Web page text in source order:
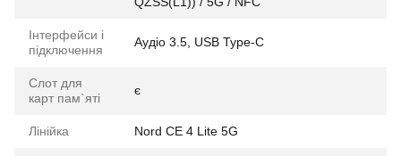
Інтерфейси і
підключення
Аудіо 3.5, USB Type-C
Слот для
карт пам`яті
є
Лінійка Nord CE 4 Lite 5G